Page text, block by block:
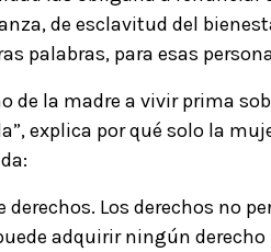
de esclavitud del
palabras, para esas
de la madre a vivir prima
explica por qué solo la
derechos. Los derechos no
adquirir ningún